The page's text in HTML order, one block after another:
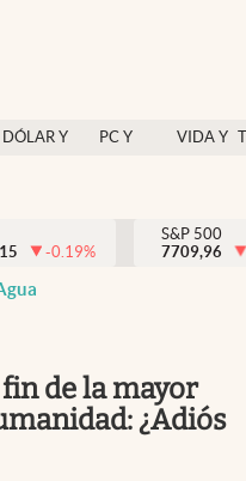
DÓLAR Y
PC Y
VIDA Y
México
-0.19%
S&P 500
7709,96
de la mayor
¿Adiós